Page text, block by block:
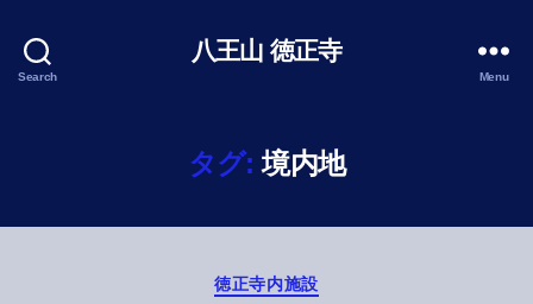
Search
八王山 徳正寺
Menu
タグ: 境内地
Categories
徳正寺内施設